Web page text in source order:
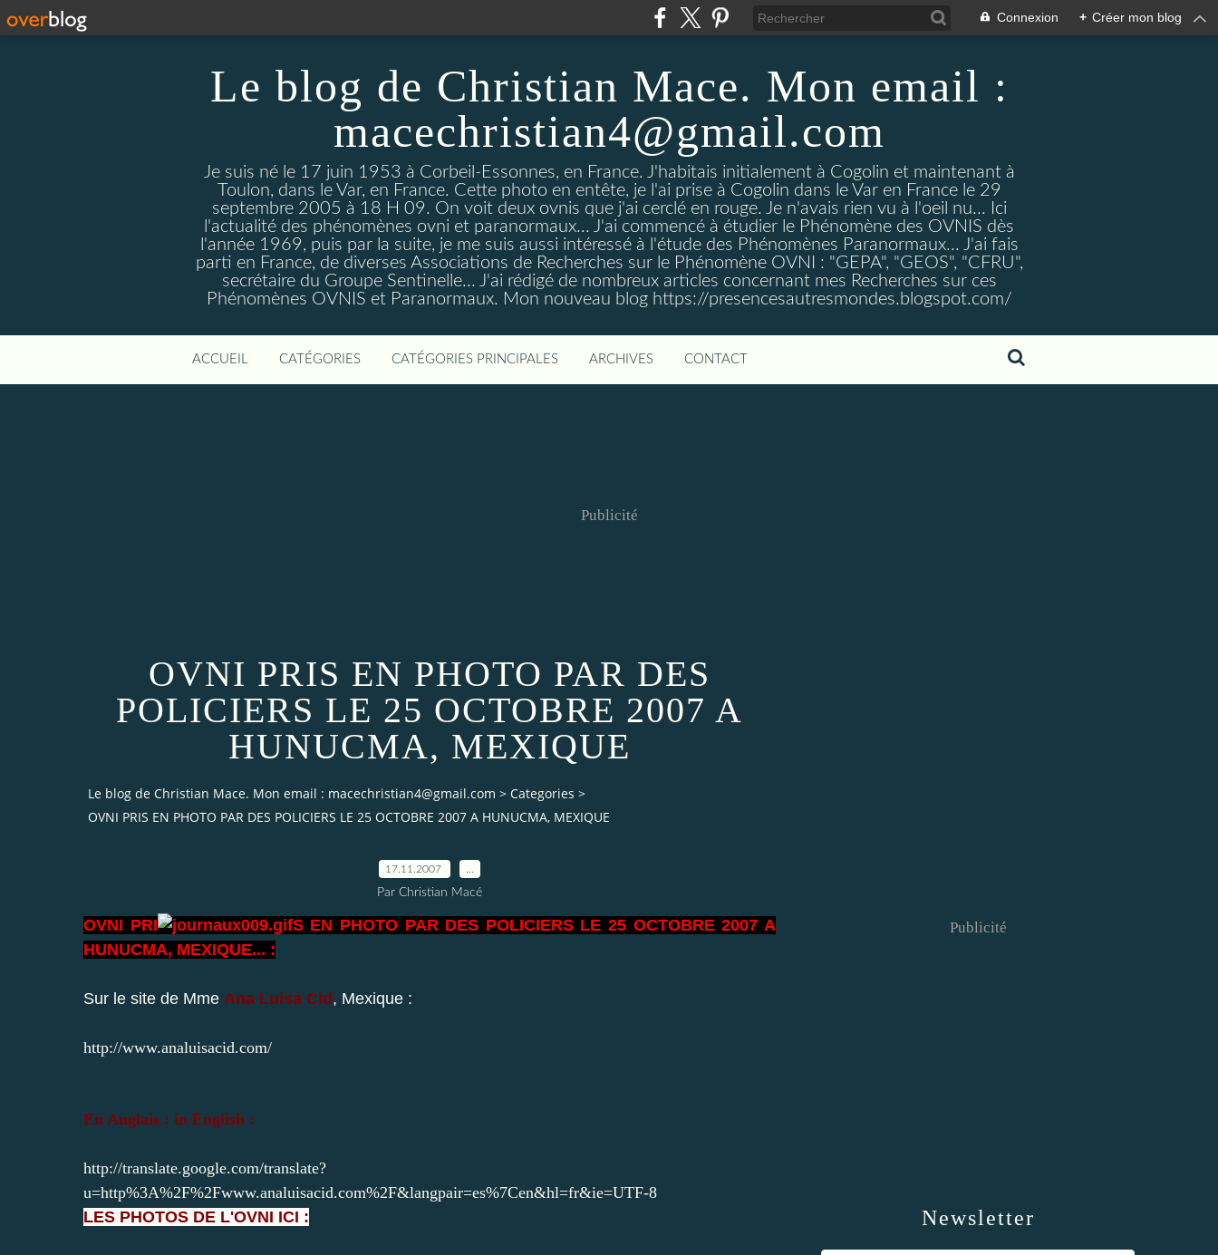
Connexion + Créer mon blog
Le blog de Christian Mace. Mon email :
macechristian4@gmail.com
Je suis né le 17 juin 1953 à Corbeil-Essonnes, en France. J'habitais initialement à Cogolin et maintenant à
Toulon, dans le Var, en France. Cette photo en entête, je l'ai prise à Cogolin dans le Var en France le 29
septembre 2005 à 18 H 09. On voit deux ovnis que j'ai cerclé en rouge. Je n'avais rien vu à l'oeil nu... Ici
l'actualité des phénomènes ovni et paranormaux... J'ai commencé à étudier le Phénomène des OVNIS dès
l'année 1969, puis par la suite, je me suis aussi intéressé à l'étude des Phénomènes Paranormaux... J'ai fais
parti en France, de diverses Associations de Recherches sur le Phénomène OVNI : "GEPA", "GEOS", "CFRU",
secrétaire du Groupe Sentinelle... J'ai rédigé de nombreux articles concernant mes Recherches sur ces
Phénomènes OVNIS et Paranormaux. Mon nouveau blog https://presencesautresmondes.blogspot.com/
ACCUEIL CATÉGORIES CATÉGORIES PRINCIPALES ARCHIVES CONTACT
Publicité
OVNI PRIS EN PHOTO PAR DES
POLICIERS LE 25 OCTOBRE 2007 A
HUNUCMA, MEXIQUE
Le blog de Christian Mace. Mon email : macechristian4@gmail.com > Categories >
OVNI PRIS EN PHOTO PAR DES POLICIERS LE 25 OCTOBRE 2007 A HUNUCMA, MEXIQUE
17.11.2007
Par Christian Macé
OVNI PRI
S EN PHOTO PAR DES POLICIERS LE 25 OCTOBRE 2007 A
HUNUCMA, MEXIQUE... :
Sur le site de Mme Ana Luisa Cid, Mexique :
http://www.analuisacid.com/
En Anglais : in English :
http://translate.google.com/translate?
u=http%3A%2F%2Fwww.analuisacid.com%2F&langpair=es%7Cen&hl=fr&ie=UTF-8
LES PHOTOS DE L'OVNI ICI :
Newsletter
Publicité